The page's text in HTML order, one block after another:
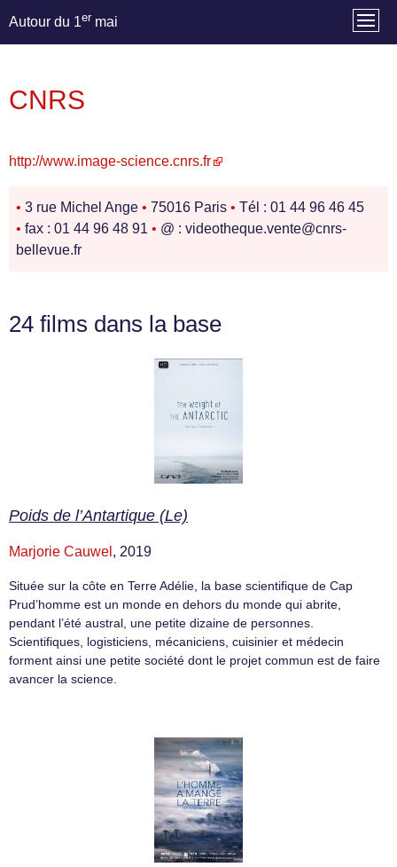
Autour du 1er mai
CNRS
http://www.image-science.cnrs.fr
• 3 rue Michel Ange • 75016 Paris • Tél : 01 44 96 46 45
• fax : 01 44 96 48 91 • @ : videotheque.vente@cnrs-
bellevue.fr
24 films dans la base
Poids de l’Antartique (Le)
Marjorie Cauwel , 2019
Située sur la côte en Terre Adélie, la base scientifique de Cap
Prud’homme est un monde en dehors du monde qui abrite,
pendant l’été austral, une petite dizaine de personnes.
Scientifiques, logisticiens, mécaniciens, cuisinier et médecin
forment ainsi une petite société dont le projet commun est de faire
avancer la science.